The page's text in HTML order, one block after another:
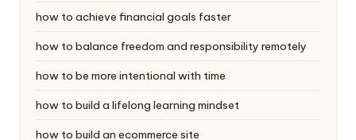
how to achieve financial goals faster
how to balance freedom and responsibility remotely
how to be more intentional with time
how to build a lifelong learning mindset
how to build an ecommerce site